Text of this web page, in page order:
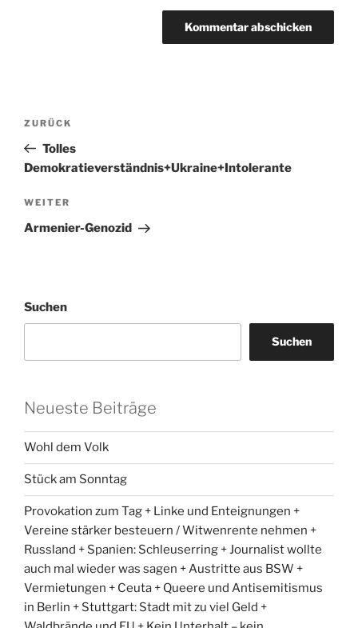
Beitragsnavigation
Vorheriger
Beitrag
ZURÜCK
Tolles
Demokratieverständnis+Ukraine+Intolerante
Nächster
Beitrag
WEITER
Armenier-Genozid
Suchen
Suchen
Neueste Beiträge
Wohl dem Volk
Stück am Sonntag
Provokation zum Tag + Linke und Enteignungen +
Vereine stärker besteuern / Witwenrente nehmen +
Russland + Spanien: Schleuserring + Journalist wollte
auch mal wieder was sagen + Austritte aus BSW +
Vermietungen + Ceuta + Queere und Antisemitismus
in Berlin + Stuttgart: Stadt mit zu viel Geld +